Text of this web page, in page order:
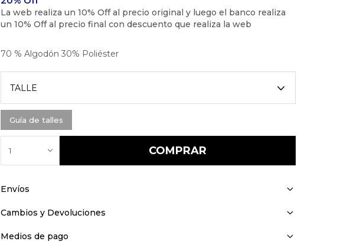
70 % Algodón 30% Poliéster
TALLE
Guía de talles
1 COMPRAR
Envíos
Cambios y Devoluciones
Medios de pago